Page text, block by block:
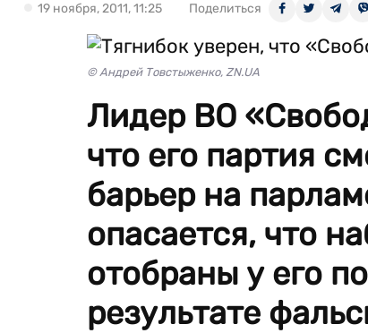
19 ноября, 2011, 11:25 Поделиться
© Андрей Товстыженко, ZN.UA
Лидер ВО
что его партия
барьер на
опасается, что
отобраны у его
результате